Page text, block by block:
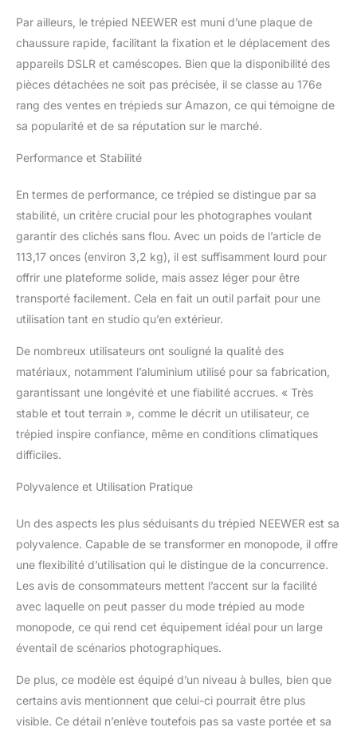
d'aluminium et de
magnésium de 28 mm
de diamètre maximum
charge jusqu'à 15 kg ; le
trépied peut être plié à
une taille compacte de
réglage de l'angle de la
jambe de position peut
vous aider à prendre des
photos flexibles pour
différents scénarios et
conditions de
photographie
MONOPODIE : L'un des
tubes de jambe de
trépied peut être
rapidement démonté et
connecté à la colonne
centrale pour se
transformer en
du monopode est
55cm à 155cm ROTULE
PANORAMA À 360
DEGRÉS : la rotule en
métal de 36 millimètres
peut pivoter à 360
degrés, ce qui vous
permettra d'obtenir
parfait pour créer des
photographies
de 2 boutons de
Par ailleurs, le trépied NEEWER est muni d’une plaque de
chaussure rapide, facilitant la fixation et le déplacement des
appareils DSLR et caméscopes. Bien que la disponibilité des
pièces détachées ne soit pas précisée, il se classe au 176e
rang des ventes en trépieds sur Amazon, ce qui témoigne de
sa popularité et de sa réputation sur le marché.
Performance et Stabilité
En termes de performance, ce trépied se distingue par sa
stabilité, un critère crucial pour les photographes voulant
garantir des clichés sans flou. Avec un poids de l’article de
113,17 onces (environ 3,2 kg), il est suffisamment lourd pour
offrir une plateforme solide, mais assez léger pour être
transporté facilement. Cela en fait un outil parfait pour une
utilisation tant en studio qu’en extérieur.
De nombreux utilisateurs ont souligné la qualité des
matériaux, notamment l’aluminium utilisé pour sa fabrication,
garantissant une longévité et une fiabilité accrues. « Très
stable et tout terrain », comme le décrit un utilisateur, ce
trépied inspire confiance, même en conditions climatiques
difficiles.
Polyvalence et Utilisation Pratique
Un des aspects les plus séduisants du trépied NEEWER est sa
polyvalence. Capable de se transformer en monopode, il offre
une flexibilité d’utilisation qui le distingue de la concurrence.
Les avis de consommateurs mettent l’accent sur la facilité
avec laquelle on peut passer du mode trépied au mode
monopode, ce qui rend cet équipement idéal pour un large
éventail de scénarios photographiques.
De plus, ce modèle est équipé d’un niveau à bulles, bien que
certains avis mentionnent que celui-ci pourrait être plus
visible. Ce détail n’enlève toutefois pas sa vaste portée et sa